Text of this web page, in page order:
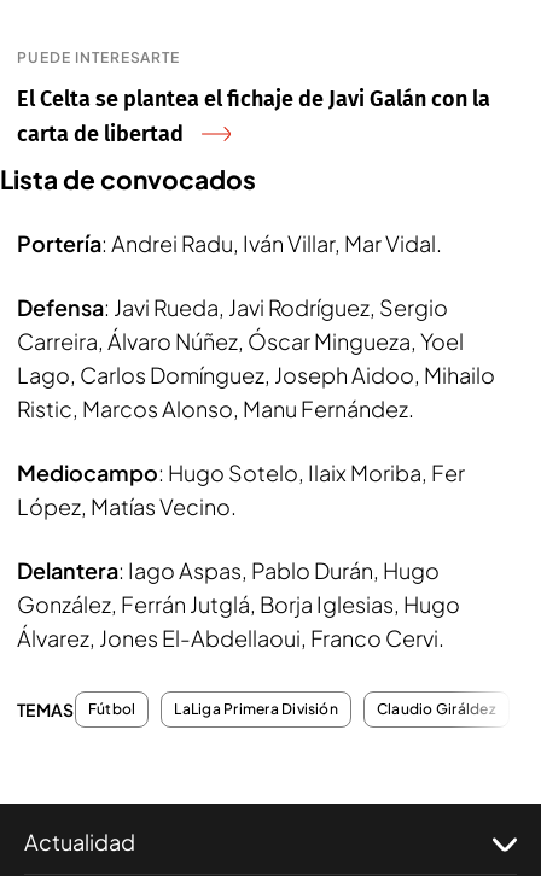
PUEDE INTERESARTE
El Celta se plantea el fichaje de Javi Galán con la
carta de libertad
Lista de convocados
Portería: Andrei Radu, Iván Villar, Mar Vidal.
Defensa: Javi Rueda, Javi Rodríguez, Sergio
Carreira, Álvaro Núñez, Óscar Mingueza, Yoel
Lago, Carlos Domínguez, Joseph Aidoo, Mihailo
Ristic, Marcos Alonso, Manu Fernández.
Mediocampo: Hugo Sotelo, Ilaix Moriba, Fer
López, Matías Vecino.
Delantera: Iago Aspas, Pablo Durán, Hugo
González, Ferrán Jutglá, Borja Iglesias, Hugo
Álvarez, Jones El-Abdellaoui, Franco Cervi.
TEMAS Fútbol LaLiga Primera División Claudio Giráldez
Actualidad